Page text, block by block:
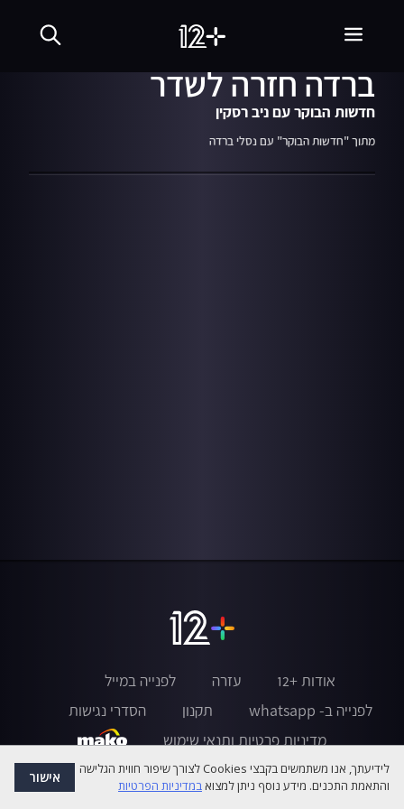
לאחר מות אביה, נסלי
ברדה חזרה לשדר
חדשות הבוקר עם ניב רסקין
מתוך "חדשות הבוקר" עם נסלי ברדה
אודות +12 עזרה
לפנייה במייל
לפנייה ב- whatsapp
תקנון
הסדרי נגישות
מדיניות פרטיות ותנאי שימוש
לידיעתך, אנו משתמשים בקבצי Cookies לצורך שיפור חווית הגלישה
והתאמת התכנים. מידע נוסף ניתן למצואבמדיניות הפרטיות אישור